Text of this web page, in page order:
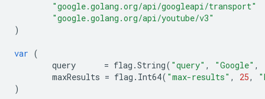
"google.golang.org/api/googleapi/transport"
"google.golang.org/api/youtube/v3"
)
var (
query
= flag .String( "query" , "Google" ,
maxResults = flag . Int64( "max-results" , 25,
)